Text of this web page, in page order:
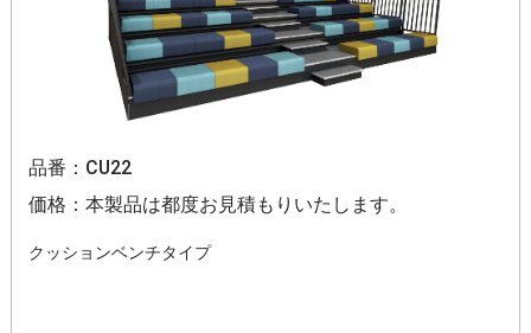
品番：CU22
価格：本製品は都度お見積もりいたします。
クッションベンチタイプ